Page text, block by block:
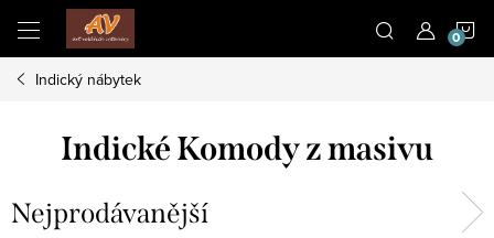
obsah
Indický nábytek
Indické Komody z masivu
Nejprodávanější